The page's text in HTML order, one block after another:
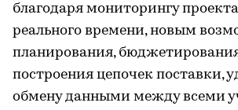
благодаря мониторингу
реального времени, новым
планирования,
построения цепочек поставки,
обмену данными между всеми